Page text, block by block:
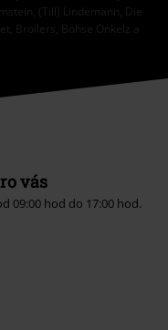
sleva automaticky
se na média, knihy,